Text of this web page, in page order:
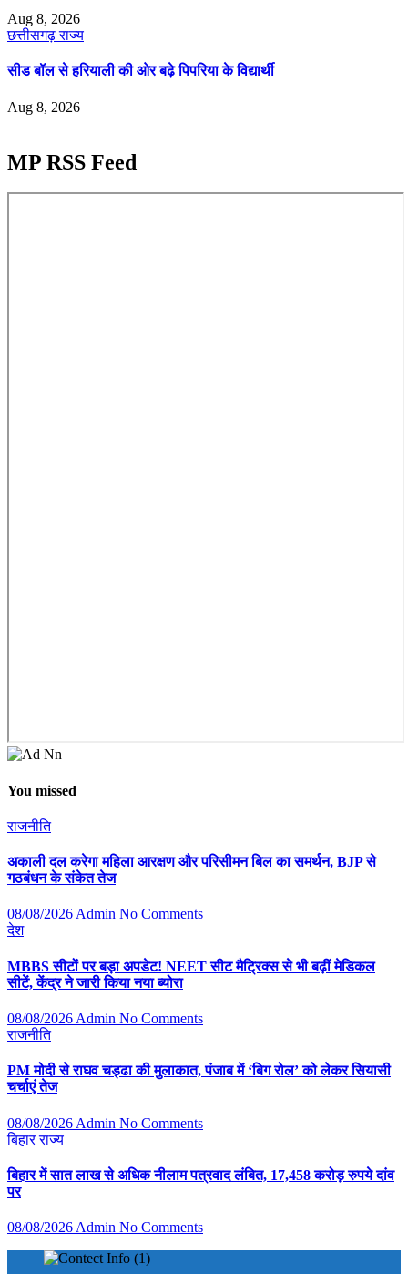
Aug 8, 2026
छत्तीसगढ़राज्य
सीड बॉल से हरियाली की ओर बढ़े पिपरिया के विद्यार्थी
Aug 8, 2026
MP RSS Feed
You missed
राजनीति
अकाली दल करेगा महिला आरक्षण और परिसीमन बिल का समर्थन, BJP से
गठबंधन के संकेत तेज
08/08/2026Admin No Comments
देश
MBBS सीटों पर बड़ा अपडेट! NEET सीट मैट्रिक्स से भी बढ़ीं मेडिकल
सीटें, केंद्र ने जारी किया नया ब्योरा
08/08/2026 Admin No Comments
राजनीति
PM मोदी से राघव चड्ढा की मुलाकात, पंजाब में ‘बिग रोल’ को लेकर सियासी
चर्चाएं तेज
08/08/2026 Admin No Comments
बिहारराज्य
बिहार में सात लाख से अधिक नीलाम पत्रवाद लंबित, 17,458 करोड़ रुपये दांव
पर
08/08/2026 Admin No Comments